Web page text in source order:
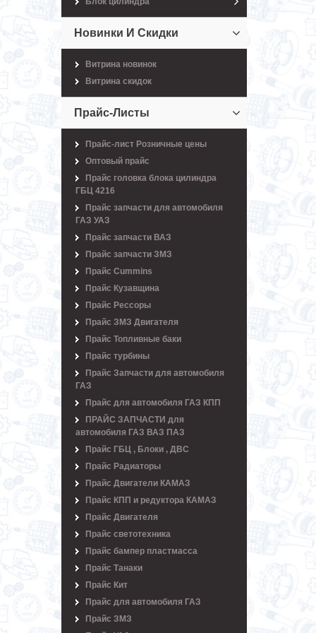
Новинки И Скидки
Витрина новинок
Витрина скидок
Прайс-Листы
Прайс-лист Розничные цены
Оптовый прайс
Прайс головка блока цилиндра
ГБЦ 4216
Прайс запчасти для автомобиля
ГАЗ УАЗ
Прайс запчасти ВАЗ
Прайс запчасти ЗМЗ
Прайс Cummins
Прайс Кузавщина
Прайс Рессоры
Прайс ЗМЗ Двигателя
Прайс Топливные баки
Прайс турбины
Прайс Запчасти для автомобиля
ГАЗ
Прайс для автомобиля ГАЗ КПП
ПРАЙС ЗАПЧАСТИ для
автомобиля ГАЗ ВАЗ ПАЗ
Прайс ГБЦ , Блоки , ДВС
Прайс Радиаторы
Прайс Двигатели КАМАЗ
Прайс КПП и редуктора КАМАЗ
Прайс Двигателя
Прайс светотехника
Прайс бампер пластмасса
Прайс Танаки
Прайс Кит
Прайс для автомобиля ГАЗ
Прайс ЗМЗ